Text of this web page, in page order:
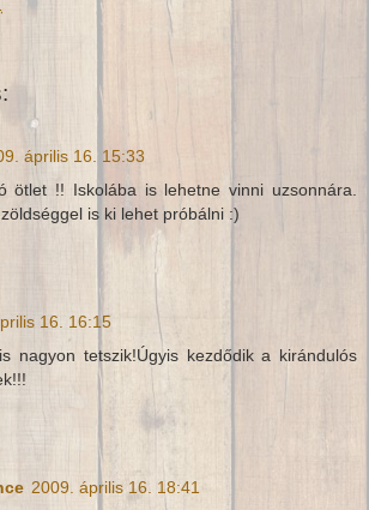
április 16. 15:33
ötlet !! Iskolába is lehetne vinni uzsonnára.
is ki lehet próbálni :)
16. 16:15
nagyon tetszik!Úgyis kezdődik a kirándulós
2009. április 16. 18:41